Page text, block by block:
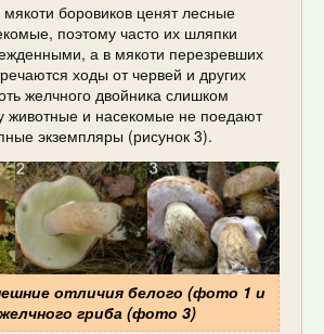
мякоти боровиков ценят лесные
поэтому часто их шляпки
а в мякоти перезревших
ходы от червей и других
желчного двойника слишком
животные и насекомые не поедают
экземпляры (рисунок 3).
отличия белого (фото 1 и
гриба (фото 3)